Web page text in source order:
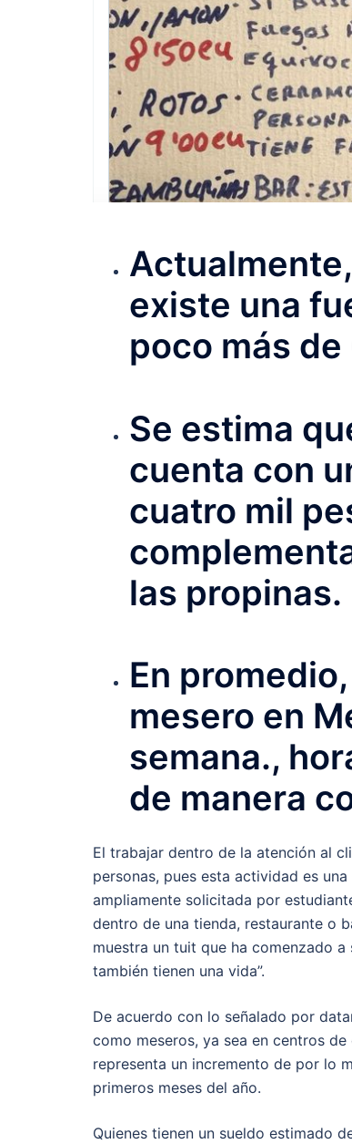
existe una
poco más
Se estima
cuenta con
cuatro mil
las propinas.
En
mesero en
semana.,
de manera
El trabajar dentro de la atención al
personas, pues esta actividad es
ampliamente solicitada por
dentro de una tienda, restaurante o
muestra un tuit que ha comenzado
también tienen una vida”.
De acuerdo con lo señalado por
como meseros, ya sea en centros
representa un incremento de por lo
primeros meses del año.
Quienes tienen un sueldo estimado